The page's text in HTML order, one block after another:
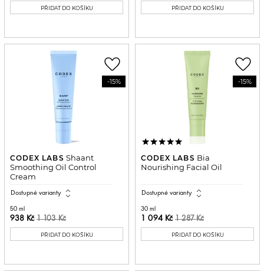
PŘIDAT DO KOŠÍKU PŘIDAT DO KOŠÍKU
CODEX LABS Shaant
Smoothing Oil Control
Cream
Dostupné varianty expand_all
50 ml
938 Kč1 103 Kč
PŘIDAT DO KOŠÍKU
-15%
favorite_border
CODEX LABS Bia
Nourishing Facial Oil
Dostupné varianty expand_all
30 ml
1 094 Kč1 287 Kč
PŘIDAT DO KOŠÍKU
-15%
favorite_border